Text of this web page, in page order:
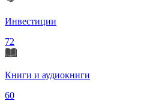
Инвестиции
72
Книги и аудиокниги
60